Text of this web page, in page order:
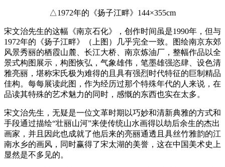
△1972年的《扬子江畔》144×355cm
宋文治先生的这幅《南京石化》，创作时间虽是1990年，但与
1972年的《扬子江畔》（上图）几乎完全一致。图绘南京东郊
风景秀丽的栖霞山麓、长江大桥、南京炼油厂，整幅作品以全
景式构图展示，构图恢弘，气象雄伟，笔墨雄强恣肆、设色清
雅亮丽，堪称宋氏极为难得的且具有强烈时代特征的巨制精品
佳构。每每展读此图，作为经历过那个特殊年代的人来说，在
品读其特殊的艺术魅力的同时，感慨的东西也实在太多。
宋文治先生，无疑是一位文革时期以巧妙和清新典雅的方式和
手段通过描绘“壮丽山河”来使传统山水画得以劫后余生的杰出
画家，并且因此也成就了他后来的亮丽通透且具丝竹雅韵的江
南水乡的画风，同时赢得了宋太湖的美誉，这在中国美术史上
显然是不多见的。